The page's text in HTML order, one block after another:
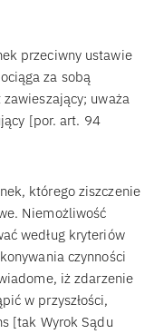
przeciwny ustawie
za sobą
uważa
[por. art. 94
którego ziszczenie
Niemożliwość
według kryteriów
czynności
iż zdarzenie
w przyszłości,
[tak Wyrok Sądu